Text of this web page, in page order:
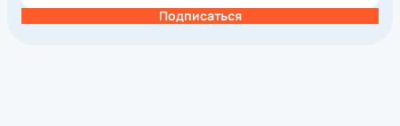
Подписаться